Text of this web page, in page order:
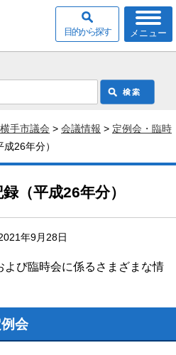
メニュー
目的から探す
横手市議会 > 会議情報 > 定例会・臨時
26年分）
（平成26年分）
年9月28日
よび臨時会に係るさまざまな情
会